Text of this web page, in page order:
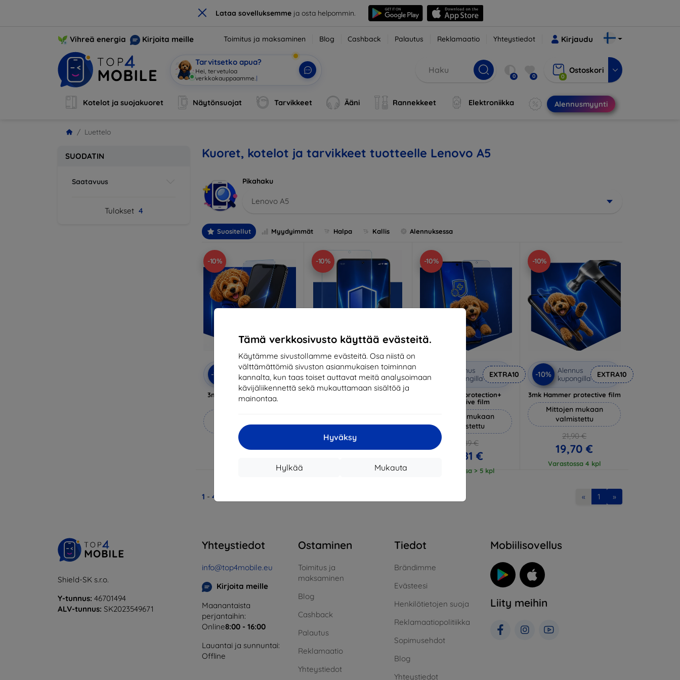
× Lataa sovelluksemmeja osta helpommin.
Tämä verkkosivusto käyttää evästeitä.
Käytämme sivustollamme evästeitä. Osa niistä on
välttämättömiä sivuston asianmukaisen toiminnan
kannalta, kun taas toiset auttavat meitä analysoimaan
kävijäliikennettä sekä mukauttamaan sisältöä ja
mainontaa.
Hyväksy
Mukauta
Hylkää
Vihreä energia Kirjoita meille Toimitus ja maksaminen Blog Cashback Palautus Reklamaatio Yhteystiedot Kirjaudu
Tarvitsetko apua?
Hei, tervetuloa
verkkokauppaamme. | 0 0 0
Ostoskori
Kotelot ja suojakuoret Näytönsuojat Tarvikkeet Ääni Rannekkeet Elektroniikka Alennusmyynti
Luettelo
SUODATIN
Saatavuus
Tulokset 4
Kuoret, kotelot ja tarvikkeet tuotteelle Lenovo A5
Pikahaku
Lenovo A5
Suositellut Myydyimmät Halpa Kallis Alennuksessa
-10%
-10%
Alennus
kupongilla
EXTRA10
3mk Anti-Shock protective
glass
valmistettu
18,90 €
Varastossa > 5 kpl
-10%
-10%
Alennus
kupongilla
EXTRA10
valmistettu
14,90 €
Varastossa > 5 kpl
-10%
-10%
Alennus
kupongilla
EXTRA10
3mk Silverprotection+
protective film
Mittojen mukaan
valmistettu
20,89 €
18,81 €
Varastossa > 5 kpl
-10%
-10%
Alennus
kupongilla
EXTRA10
3mk Hammer protective film
Mittojen mukaan
valmistettu
21,90 €
19,70 €
Varastossa 4 kpl
1 - 4 « 1 »
Shield-SK s.r.o.
Y-tunnus: 46701494
ALV-tunnus: SK2023549671
Yhteystiedot
info@top4mobile.eu
Kirjoita meille
Maanantaista
perjantaihin:
Online8:00 - 16:00
Lauantai ja sunnuntai:
Offline
Ostaminen
Toimitus ja
maksaminen
Blog
Cashback
Palautus
Reklamaatio
Yhteystiedot
Tiedot
Brändimme
Evästeesi
Henkilötietojen suoja
Reklamaatiopolitiikka
Sopimusehdot
Blog
Yhteystiedot
Mobiilisovellus
Liity meihin